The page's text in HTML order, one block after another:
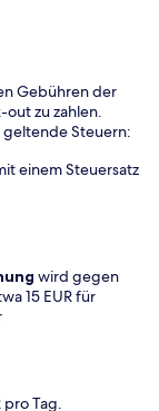
Gebühren der
zu zahlen.
Steuern:
einem Steuersatz
wird gegen
15 EUR für
pro Tag.